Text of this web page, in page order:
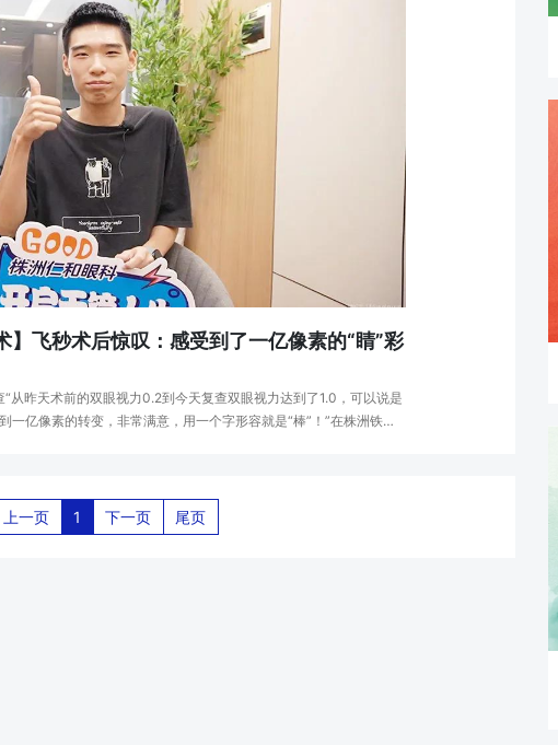
】飞秒术后惊叹：感受到了一亿像素的“睛”彩
“从昨天术前的双眼视力0.2到今天复查双眼视力达到了1.0，可以说是
一亿像素的转变，非常满意，用一个字形容就是“棒”！”在株洲铁道
上一页 1 下一页 尾页